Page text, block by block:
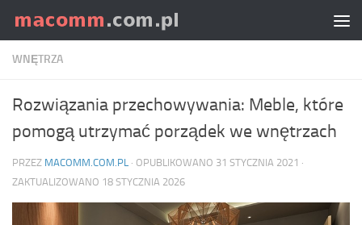
Skip to content
WNĘTRZA
Rozwiązania przechowywania: Meble, które
pomogą utrzymać porządek we wnętrzach
PRZEZ MACOMM.COM.PL · OPUBLIKOWANO 31 STYCZNIA 2021 ·
ZAKTUALIZOWANO 18 STYCZNIA 2026